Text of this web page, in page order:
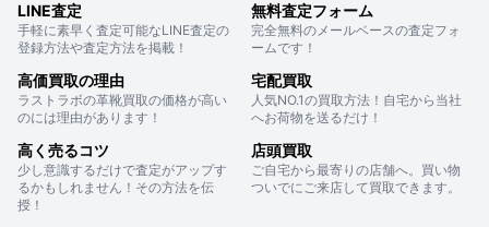
LINE査定
手軽に素早く査定可能なLINE査定の
登録方法や査定方法を掲載！
無料査定フォーム
完全無料のメールベースの査定フォ
ームです！
高価買取の理由
ラストラボの革靴買取の価格が高い
のには理由があります！
宅配買取
人気NO.1の買取方法！自宅から当社
へお荷物を送るだけ！
高く売るコツ
少し意識するだけで査定がアップす
るかもしれません！その方法を伝
授！
店頭買取
ご自宅から最寄りの店舗へ。買い物
ついでにご来店して買取できます。